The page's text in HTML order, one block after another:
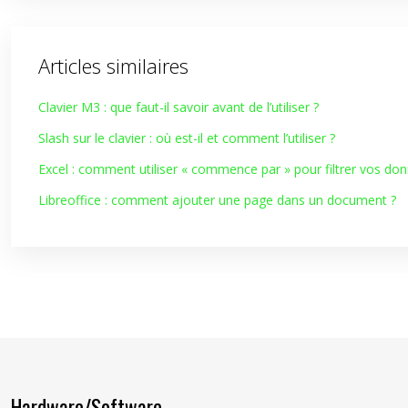
Articles similaires
Clavier M3 : que faut-il savoir avant de l’utiliser ?
Slash sur le clavier : où est-il et comment l’utiliser ?
Excel : comment utiliser « commence par » pour filtrer vos
Libreoffice : comment ajouter une page dans un document ?